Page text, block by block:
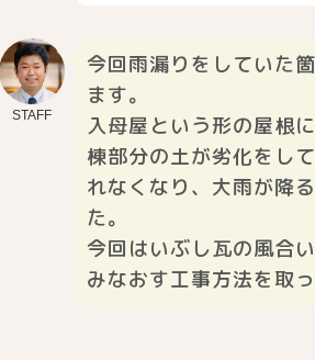
STAFF
今回雨漏りをしていた
ます。
入母屋という形の屋根
棟部分の土が劣化をし
れなくなり、大雨が降
た。
今回はいぶし瓦の風合
みなおす工事方法を取っ